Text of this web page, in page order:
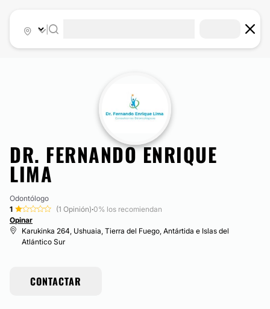
DR. FERNANDO ENRIQUE
LIMA
Odontólogo
1
(1 Opinión)·0% los recomiendan
Opinar
Karukinka 264, Ushuaia, Tierra del Fuego, Antártida e Islas del
Atlántico Sur
CONTACTAR